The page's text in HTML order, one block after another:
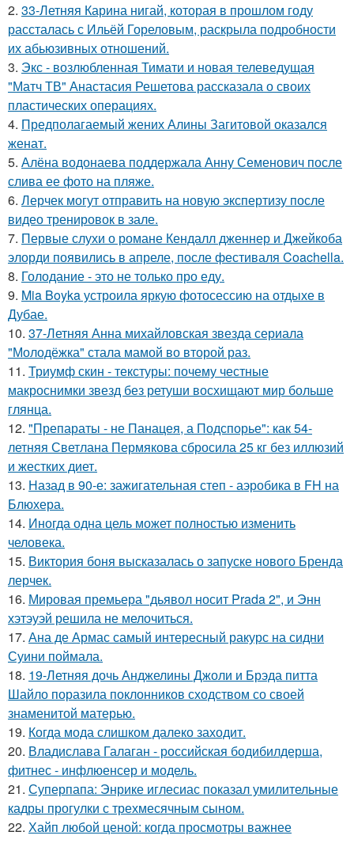
2. 33-Летняя Карина нигай, которая в прошлом году
рассталась с Ильёй Гореловым, раскрыла подробности
их абьюзивных отношений.
3. Экс - возлюбленная Тимати и новая телеведущая
"Матч ТВ" Анастасия Решетова рассказала о своих
пластических операциях.
4. Предполагаемый жених Алины Загитовой оказался
женат.
5. Алёна водонаева поддержала Анну Семенович после
слива ее фото на пляже.
6. Лерчек могут отправить на новую экспертизу после
видео тренировок в зале.
7. Первые слухи о романе Кендалл дженнер и Джейкоба
элорди появились в апреле, после фестиваля Coachella.
8. Голодание - это не только про еду.
9. Mia Boyka устроила яркую фотосессию на отдыхе в
Дубае.
10. 37-Летняя Анна михайловская звезда сериала
"Молодёжка" стала мамой во второй раз.
11. Триумф скин - текстуры: почему честные
макроснимки звезд без ретуши восхищают мир больше
глянца.
12. "Препараты - не Панацея, а Подспорье": как 54-
летняя Светлана Пермякова сбросила 25 кг без иллюзий
и жестких диет.
13. Назад в 90-е: зажигательная степ - аэробика в FH на
Блюхера.
14. Иногда одна цель может полностью изменить
человека.
15. Виктория боня высказалась о запуске нового Бренда
лерчек.
16. Мировая премьера "дьявол носит Prada 2", и Энн
хэтэуэй решила не мелочиться.
17. Ана де Армас самый интересный ракурс на сидни
Суини поймала.
18. 19-Летняя дочь Анджелины Джоли и Брэда питта
Шайло поразила поклонников сходством со своей
знаменитой матерью.
19. Когда мода слишком далеко заходит.
20. Владислава Галаган - российская бодибилдерша,
фитнес - инфлюенсер и модель.
21. Суперпапа: Энрике иглесиас показал умилительные
кадры прогулки с трехмесячным сыном.
22. Хайп любой ценой: когда просмотры важнее